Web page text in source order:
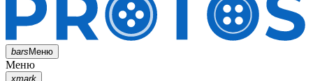
barsМеню
Меню
xmark